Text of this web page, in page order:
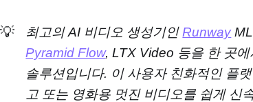
💡 최고의 AI 비디오 생성기인 Runway
Pyramid Flow, LTX Video 등을 한 곳
솔루션입니다. 이 사용자 친화적인 플
고 또는 영화용 멋진 비디오를 쉽게 신